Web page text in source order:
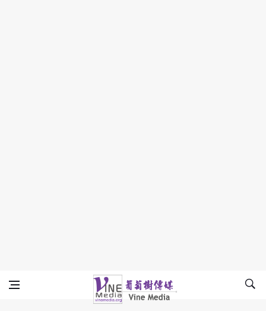
Vine Media
葡萄樹傳媒